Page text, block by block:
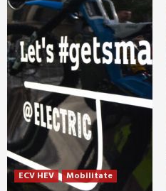
ECV HEV Mobilitate